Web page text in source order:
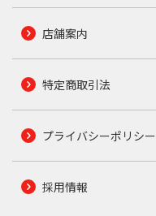
店舗案内
特定商取引法
プライバシーポリシー
採用情報